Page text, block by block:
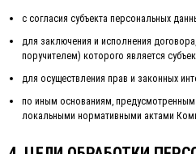
с согласия субъекта персональных
для заключения и исполнения
поручителем) которого является
для осуществления прав и законных
по иным основаниям,
локальными нормативными актами